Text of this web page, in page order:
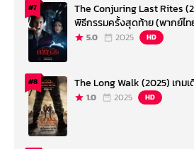
#7
The Conjuring Last Rites
พิธีกรรมครั้งสุดท้าย (พากย์ไท
5.0 2025 HD
#8 The Long Walk (2025) เกม
1.0 2025 HD